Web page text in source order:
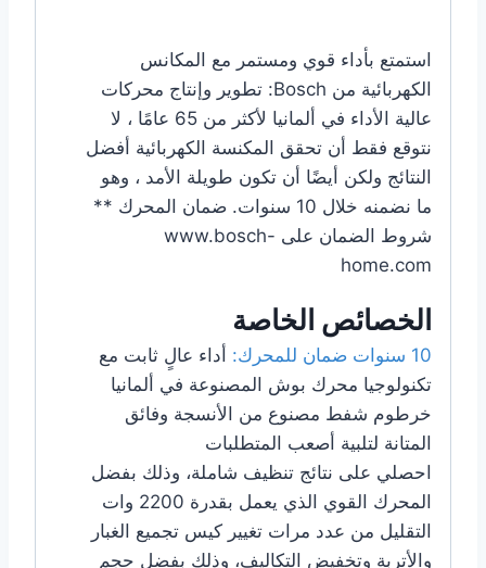
استمتع بأداء قوي ومستمر مع المكانس
الكهربائية من Bosch: تطوير وإنتاج محركات
عالية الأداء في ألمانيا لأكثر من 65 عامًا ، لا
نتوقع فقط أن تحقق المكنسة الكهربائية أفضل
النتائج ولكن أيضًا أن تكون طويلة الأمد ، وهو
ما نضمنه خلال 10 سنوات. ضمان المحرك **
شروط الضمان على www.bosch-
home.com
الخصائص الخاصة
10 سنوات ضمان للمحرك:
أداء عالٍ ثابت مع
تكنولوجيا محرك بوش المصنوعة في ألمانيا
خرطوم شفط مصنوع من الأنسجة وفائق
المتانة لتلبية أصعب المتطلبات
احصلي على نتائج تنظيف شاملة، وذلك بفضل
المحرك القوي الذي يعمل بقدرة 2200 وات
التقليل من عدد مرات تغيير كيس تجميع الغبار
والأتربة وتخفيض التكاليف، وذلك بفضل حجم